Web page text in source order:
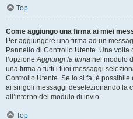
Top
Come aggiungo una firma ai miei
Per aggiungere una firma ad un
Pannello di Controllo Utente. Una
l’opzioneAggiungi la firma nel modulo
una firma a tutti i tuoi messaggi
Controllo Utente. Se lo si fa, è
ai singoli messaggi deselezionando la
all’interno del modulo di invio.
Top